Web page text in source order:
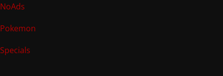
NoAds
Pokemon
Specials